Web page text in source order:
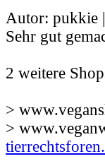
Autor: pukkie
Sehr gut
2 weitere
>
>